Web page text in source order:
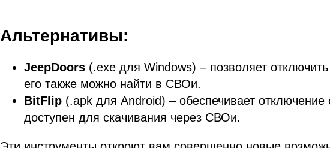
Альтернативы:
JeepDoors (.exe для Windows) – позволяет
его также можно найти в СВОи.
BitFlip (.apk для Android) – обеспечивает отключение
доступен для скачивания через СВОи.